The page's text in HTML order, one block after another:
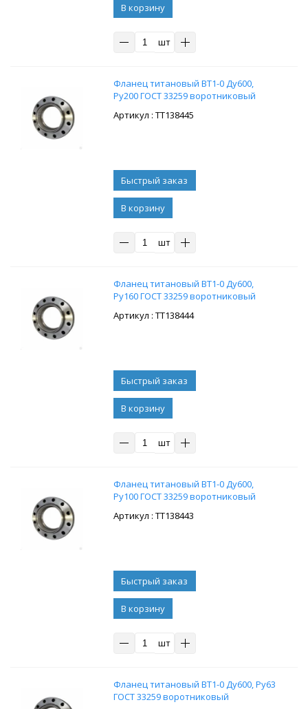
В корзину
шт
Фланец титановый ВТ1-0 Ду600,
Ру200 ГОСТ 33259 воротниковый
: ТТ138445
В корзину
шт
Фланец титановый ВТ1-0 Ду600,
Ру160 ГОСТ 33259 воротниковый
: ТТ138444
В корзину
шт
Фланец титановый ВТ1-0 Ду600,
Ру100 ГОСТ 33259 воротниковый
: ТТ138443
В корзину
шт
Фланец титановый ВТ1-0 Ду600, Ру63
ГОСТ 33259 воротниковый